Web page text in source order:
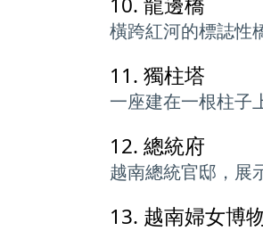
橫跨紅河的標誌性
11. 獨柱塔
一座建在一根柱子
12. 總統府
越南總統官邸，展
13. 越南婦女博